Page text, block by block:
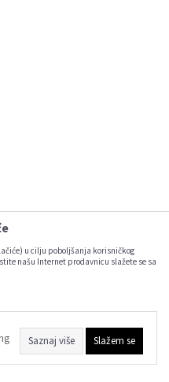
u cilju poboljšanja korisničkog
našu Internet prodavnicu slažete se sa
Saznaj više Slažem se